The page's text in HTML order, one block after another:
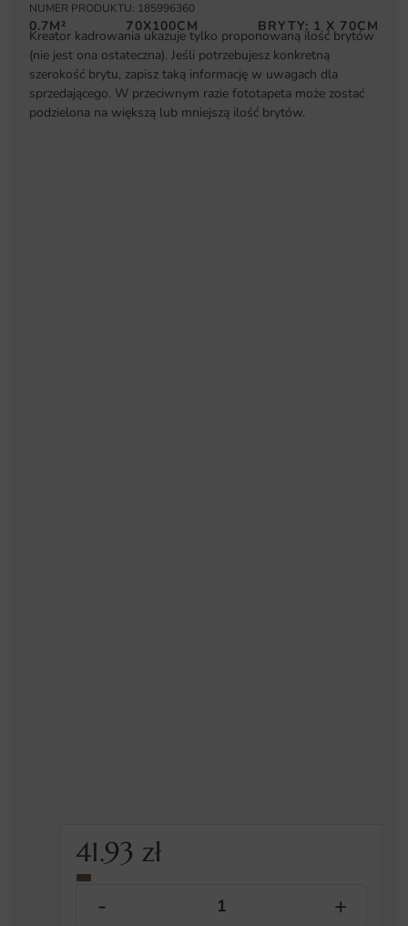
NUMER PRODUKTU: 185996360
0.7M² 70X100CM BRYTY: 1 X 70CM
Kreator kadrowania ukazuje tylko proponowaną ilość brytów
(nie jest ona ostateczna). Jeśli potrzebujesz konkretną
szerokość brytu, zapisz taką informację w uwagach dla
sprzedającego. W przeciwnym razie fototapeta może zostać
podzielona na większą lub mniejszą ilość brytów.
41.93zł